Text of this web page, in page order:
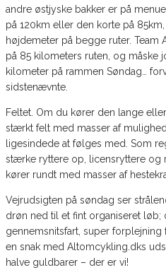
andre østjyske bakker er på
på 120km eller den korte på
højdemeter på begge ruter. Team
på 85 kilometers ruten, og måske
kilometer på rammen Søndag…
sidstenævnte.
Feltet. Om du kører den lange
stærkt felt med masser af
ligesindede at følges med. Som
stærke ryttere op, licensryttere og
kører rundt med masser af
Vejrudsigten på søndag ser
drøn ned til et fint organiseret løb;
gennemsnitsfart, super
en snak med Altomcykling.dks
halve guldbarer – der er vi!